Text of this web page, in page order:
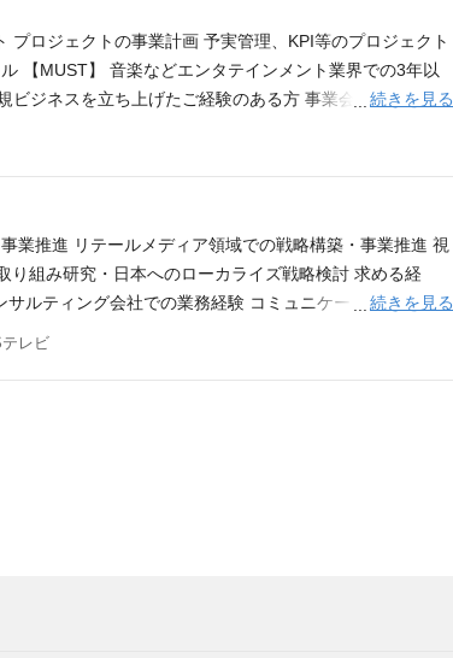
成に向けて、自身の持つ能力を最大限に活かしてみたい
ょう。是非ご応募をお待ちしております。
ロジェクトの事業計画 予実管理、KPI等のプロジェクト
【MUST】 音楽などエンタテインメント業界での3年以
ビジネスを立ち上げたご経験のある方 事業会社で事業計
】 音楽業界での経験 音楽関係などエンタテインメ
として主催経験 会計士・弁護士など専門スキルをお持ち
』というオーディション企画か らボーイズグループS
ブ!大感謝祭』を開催するなど、音楽事業を積極的に展開
を創り出す新しい組織です。 新しい熱狂を新たなビジネ
方のご応募お待ちしております！
続きを見る
業推進 リテールメディア領域での戦略構築・事業推進 視
組み研究・日本へのローカライズ戦略検討 求める経
ルティング会社での業務経験 コミュニケーション力 戦
推進力 ＜BETTER＞ ビジネス英語力 応募者へのメッセ
テレビ広告周辺で起きていることの情報収集から、強力
続きを見る
レビ